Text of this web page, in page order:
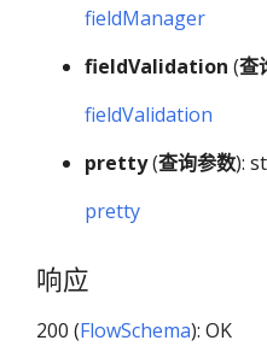
fieldManager
fieldValidation (查
fieldValidation
pretty(查询参数):
pretty
响应
200 (FlowSchema): OK